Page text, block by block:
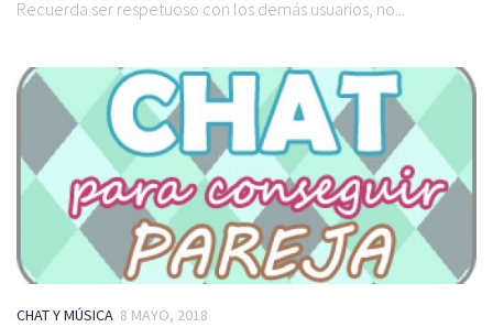
Recuerda ser respetuoso con los demás usuarios, no...
CHAT Y MÚSICA 8 MAYO, 2018